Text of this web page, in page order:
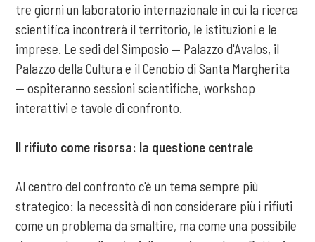
tre giorni un laboratorio internazionale in cui la ricerca
scientifica incontrerà il territorio, le istituzioni e le
imprese. Le sedi del Simposio — Palazzo d'Avalos, il
Palazzo della Cultura e il Cenobio di Santa Margherita
— ospiteranno sessioni scientifiche, workshop
interattivi e tavole di confronto.
Il rifiuto come risorsa: la questione centrale
Al centro del confronto c'è un tema sempre più
strategico: la necessità di non considerare più i rifiuti
come un problema da smaltire, ma come una possibile